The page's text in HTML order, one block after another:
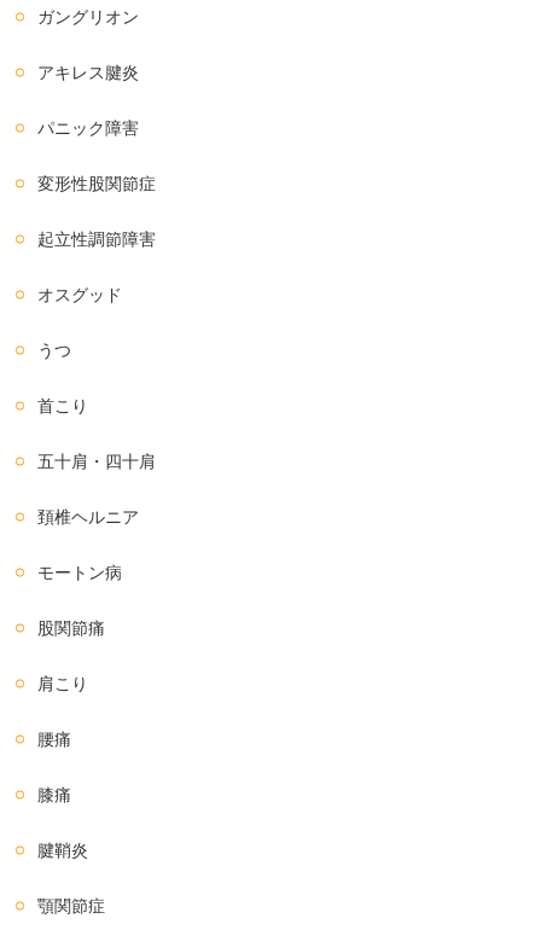
ガングリオン
アキレス腱炎
パニック障害
変形性股関節症
起立性調節障害
オスグッド
うつ
首こり
五十肩・四十肩
頚椎ヘルニア
モートン病
股関節痛
肩こり
腰痛
膝痛
腱鞘炎
顎関節症